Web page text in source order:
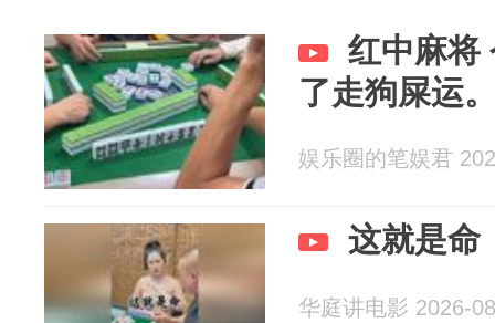
红中麻将
了走狗屎运
娱乐圈的笔娱君
这就是命
华庭讲电影 2026-